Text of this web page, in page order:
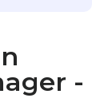
-